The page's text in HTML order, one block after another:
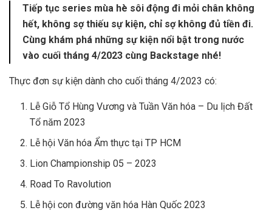
Tiếp tục series mùa hè sôi động đi mỏi chân không
hết, không sợ thiếu sự kiện, chỉ sợ không đủ tiền đi.
Cùng khám phá những sự kiện nổi bật trong nước
vào cuối tháng 4/2023 cùng Backstage nhé!
Thực đơn sự kiện dành cho cuối tháng 4/2023 có:
Lễ Giỗ Tổ Hùng Vương và Tuần Văn hóa – Du lịch Đất
Tổ năm 2023
Lễ hội Văn hóa Ẩm thực tại TP HCM
Lion Championship 05 – 2023
Road To Ravolution
Lễ hội con đường văn hóa Hàn Quốc 2023